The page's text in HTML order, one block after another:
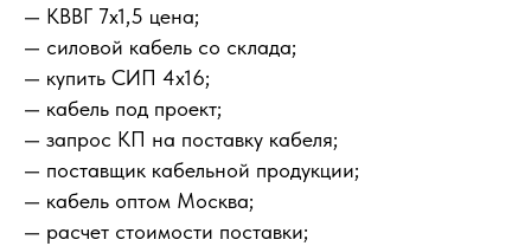
— КВВГ 7х1,5 цена;
— силовой кабель со склада;
— купить СИП 4х16;
— кабель под проект;
— запрос КП на поставку кабеля;
— поставщик кабельной продукции;
— кабель оптом Москва;
— расчет стоимости поставки;